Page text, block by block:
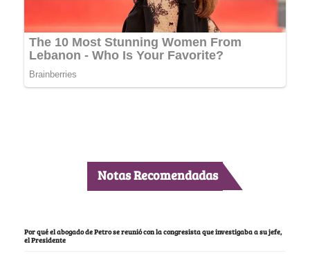
Notas Recomendadas
Por qué el abogado de Petro se reunió con la congresista que investigaba a su jefe,
el Presidente